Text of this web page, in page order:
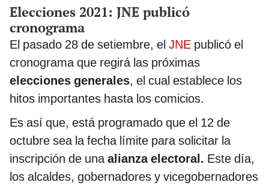
Elecciones 2021: JNE publicó
cronograma
El pasado 28 de setiembre, el JNE publicó el
cronograma que regirá las próximas
elecciones generales, el cual establece los
hitos importantes hasta los comicios.
Es así que, está programado que el 12 de
octubre sea la fecha límite para solicitar la
inscripción de unaalianza electoral. Este día,
los alcaldes, gobernadores y vicegobernadores